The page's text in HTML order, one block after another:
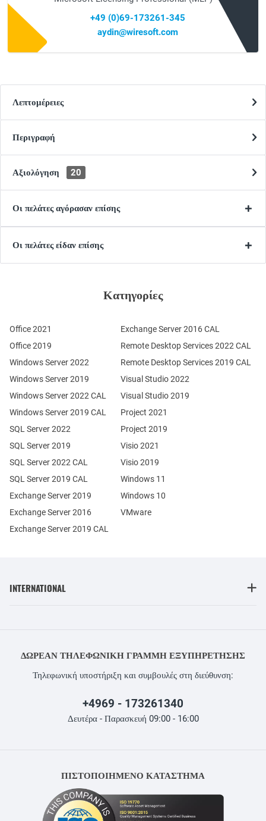
+49 (0)69-173261-345
aydin@wiresoft.com
Λεπτομέρειες
Περιγραφή
Αξιολόγηση 20
Οι πελάτες αγόρασαν επίσης
Οι πελάτες είδαν επίσης
Κατηγορίες
Office 2021
Office 2019
Windows Server 2022
Windows Server 2019
Exchange Server 2019
Exchange Server 2016
SQL Server 2022
SQL Server 2019
Windows Server 2022 CAL
Windows Server 2019 CAL
SQL Server 2022 CAL
SQL Server 2019 CAL
Remote Desktop Services 2022 CAL
Remote Desktop Services 2019 CAL
Exchange Server 2019 CAL
Exchange Server 2016 CAL
Visual Studio 2022
Visual Studio 2019
Project 2021
Project 2019
Visio 2021
Visio 2019
Windows 11
Windows 10
VMware
INTERNATIONAL
ΔΩΡΕΆΝ ΤΗΛΕΦΩΝΙΚΉ ΓΡΑΜΜΉ ΕΞΥΠΗΡΈΤΗΣΗΣ
Τηλεφωνική υποστήριξη και συμβουλές στη διεύθυνση:
+4969 - 173261340
Δευτέρα - Παρασκευή 09:00 - 16:00
ΠΙΣΤΟΠΟΙΗΜΕΝΟ ΚΑΤΑΣΤΗΜΑ